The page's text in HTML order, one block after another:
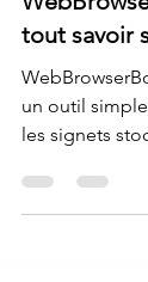
Krigou
23 nov. 2021
tout savoir
un outil
les signets